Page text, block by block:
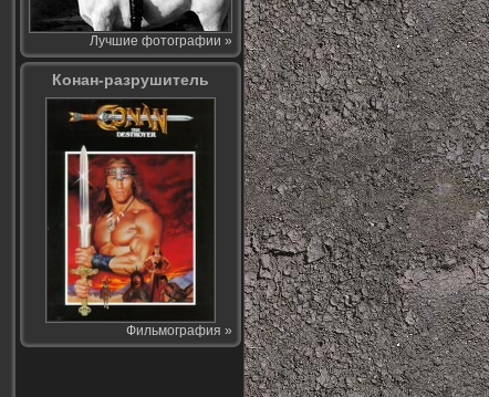
Лучшие фотографии »
Конан-разрушитель
Фильмография »